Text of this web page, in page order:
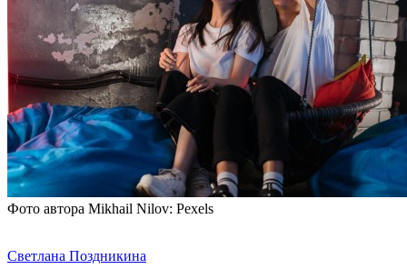
Фото автора Mikhail Nilov: Pexels
Светлана Поздникина